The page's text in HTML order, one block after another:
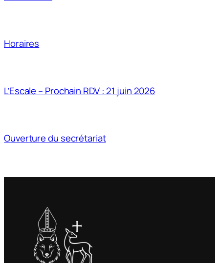
Horaires
L’Escale – Prochain RDV : 21 juin 2026
Ouverture du secrétariat